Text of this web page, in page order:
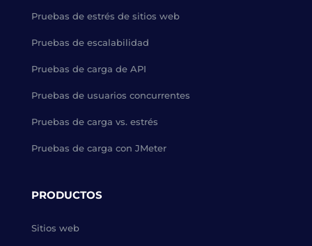
Pruebas de estrés de sitios web
Pruebas de escalabilidad
Pruebas de carga de API
Pruebas de usuarios concurrentes
Pruebas de carga vs. estrés
Pruebas de carga con JMeter
PRODUCTOS
Sitios web